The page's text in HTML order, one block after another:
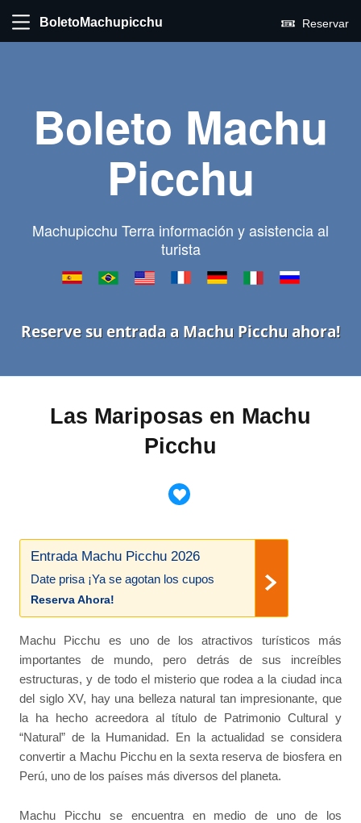
BoletoMachupicchu Reservar
Boleto Machu
Picchu
Machupicchu Terra información y asistencia al
turista
Reserve su entrada a Machu Picchu ahora!
Las Mariposas en Machu
Picchu
Entrada Machu Picchu 2026
Date prisa ¡Ya se agotan los cupos
Reserva Ahora!
Machu Picchu es uno de los atractivos turísticos más
importantes de mundo, pero detrás de sus increíbles
estructuras, y de todo el misterio que rodea a la ciudad inca
del siglo XV, hay una belleza natural tan impresionante, que
la ha hecho acreedora al título de Patrimonio Cultural y
“Natural” de la Humanidad. En la actualidad se considera
convertir a Machu Picchu en la sexta reserva de biosfera en
Perú, uno de los países más diversos del planeta.
Machu Picchu se encuentra en medio de uno de los